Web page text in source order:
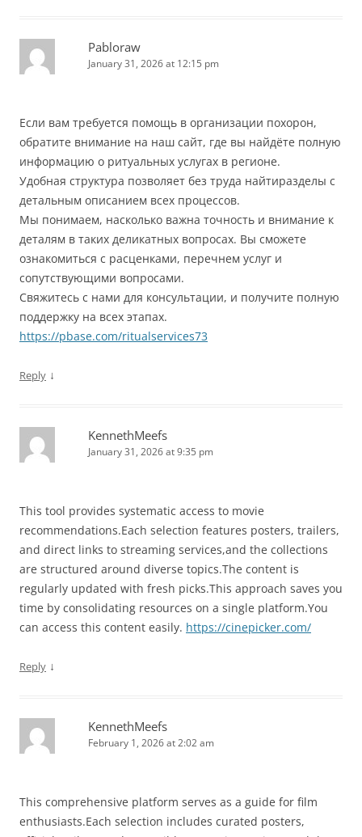
Pabloraw
January 31, 2026 at 12:15 pm
Если вам требуется помощь в организации похорон,
обратите внимание на наш сайт, где вы найдёте полную
информацию о ритуальных услугах в регионе.
Удобная структура позволяет без труда найтиразделы с
детальным описанием всех процессов.
Мы понимаем, насколько важна точность и внимание к
деталям в таких деликатных вопросах. Вы сможете
ознакомиться с расценками, перечнем услуг и
сопутствующими вопросами.
Свяжитесь с нами для консультации, и получите полную
поддержку на всех этапах.
https://pbase.com/ritualservices73
Reply ↓
KennethMeefs
January 31, 2026 at 9:35 pm
This tool provides systematic access to movie
recommendations.Each selection features posters, trailers,
and direct links to streaming services,and the collections
are structured around diverse topics.The content is
regularly updated with fresh picks.This approach saves you
time by consolidating resources on a single platform.You
can access this content easily. https://cinepicker.com/
Reply ↓
KennethMeefs
February 1, 2026 at 2:02 am
This comprehensive platform serves as a guide for film
enthusiasts.Each selection includes curated posters,